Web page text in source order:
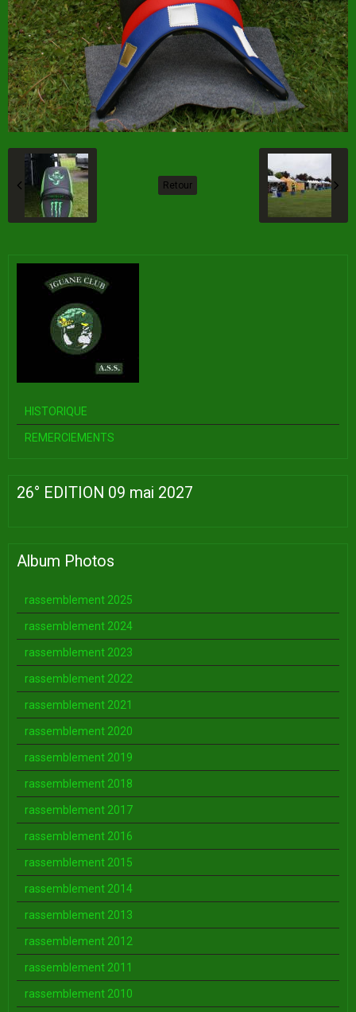
Retour
HISTORIQUE
REMERCIEMENTS
26° EDITION 09 mai 2027
Album Photos
rassemblement 2025
rassemblement 2024
rassemblement 2023
rassemblement 2022
rassemblement 2021
rassemblement 2020
rassemblement 2019
rassemblement 2018
rassemblement 2017
rassemblement 2016
rassemblement 2015
rassemblement 2014
rassemblement 2013
rassemblement 2012
rassemblement 2011
rassemblement 2010